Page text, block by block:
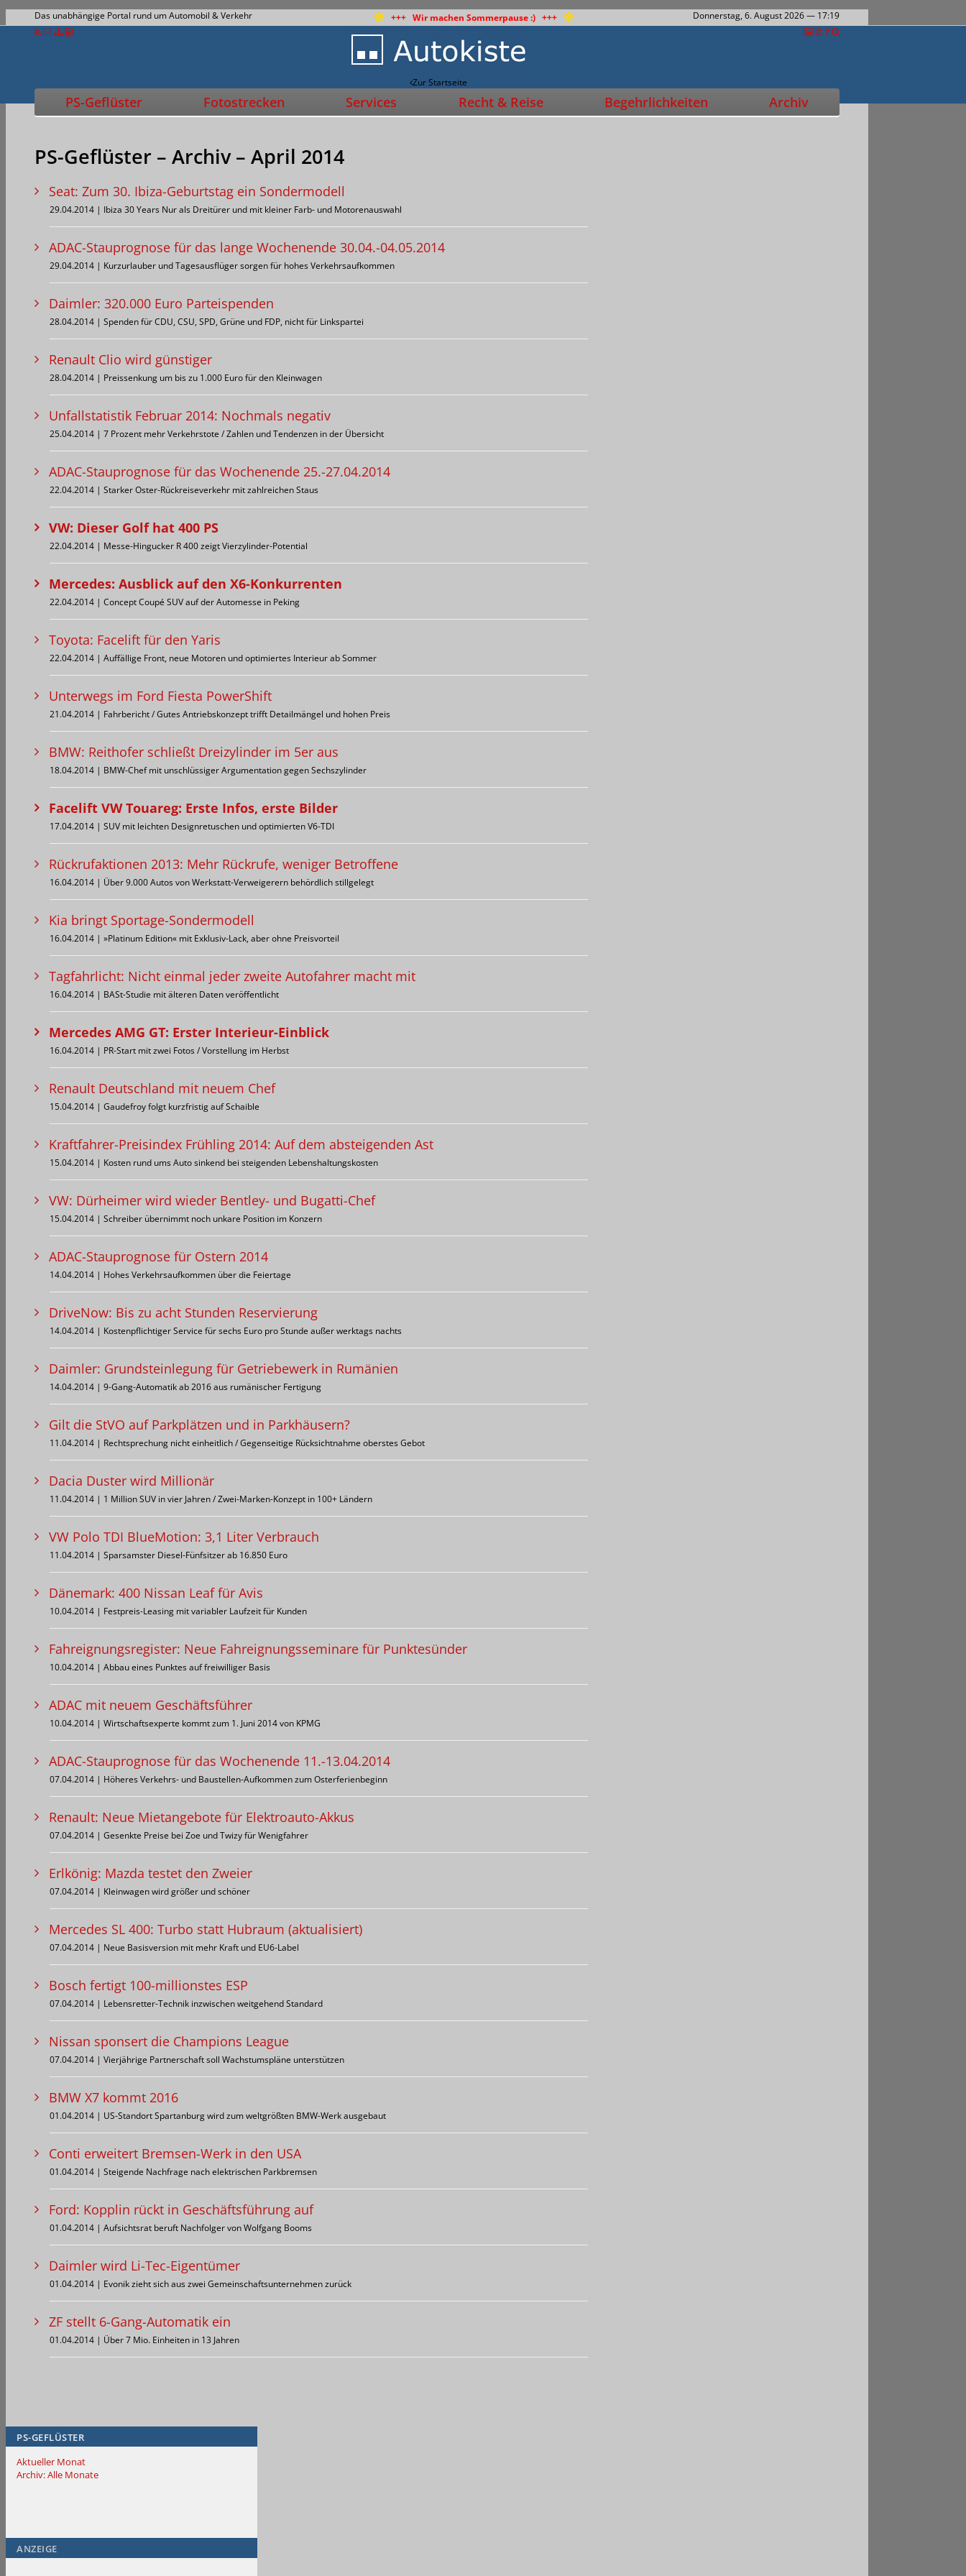
Das unabhängige Portal rund um Automobil & Verkehr +++ Wir machen Sommerpause :) +++ Donnerstag, 6. August 2026— 17:20
Zur Startseite
PS-Geflüster Fotostrecken Services Recht & Reise Begehrlichkeiten Archiv
PS-Geflüster – Archiv – April 2014
Seat: Zum 30. Ibiza-Geburtstag ein Sondermodell
29.04.2014 | Ibiza 30 Years Nur als Dreitürer und mit kleiner Farb- und Motorenauswahl
ADAC-Stauprognose für das lange Wochenende 30.04.-04.05.2014
29.04.2014 | Kurzurlauber und Tagesausflüger sorgen für hohes Verkehrsaufkommen
Daimler: 320.000 Euro Parteispenden
28.04.2014 | Spenden für CDU, CSU, SPD, Grüne und FDP, nicht für Linkspartei
Renault Clio wird günstiger
28.04.2014 | Preissenkung um bis zu 1.000 Euro für den Kleinwagen
Unfallstatistik Februar 2014: Nochmals negativ
25.04.2014 | 7 Prozent mehr Verkehrstote / Zahlen und Tendenzen in der Übersicht
ADAC-Stauprognose für das Wochenende 25.-27.04.2014
22.04.2014 | Starker Oster-Rückreiseverkehr mit zahlreichen Staus
VW: Dieser Golf hat 400 PS
22.04.2014 | Messe-Hingucker R 400 zeigt Vierzylinder-Potential
Mercedes: Ausblick auf den X6-Konkurrenten
22.04.2014 | Concept Coupé SUV auf der Automesse in Peking
Toyota: Facelift für den Yaris
22.04.2014 | Auffällige Front, neue Motoren und optimiertes Interieur ab Sommer
Unterwegs im Ford Fiesta PowerShift
21.04.2014 | Fahrbericht / Gutes Antriebskonzept trifft Detailmängel und hohen Preis
BMW: Reithofer schließt Dreizylinder im 5er aus
18.04.2014 | BMW-Chef mit unschlüssiger Argumentation gegen Sechszylinder
Facelift VW Touareg: Erste Infos, erste Bilder
17.04.2014 | SUV mit leichten Designretuschen und optimierten V6-TDI
Rückrufaktionen 2013: Mehr Rückrufe, weniger Betroffene
16.04.2014 | Über 9.000 Autos von Werkstatt-Verweigerern behördlich stillgelegt
Kia bringt Sportage-Sondermodell
16.04.2014 | »Platinum Edition« mit Exklusiv-Lack, aber ohne Preisvorteil
Tagfahrlicht: Nicht einmal jeder zweite Autofahrer macht mit
16.04.2014 | BASt-Studie mit älteren Daten veröffentlicht
Mercedes AMG GT: Erster Interieur-Einblick
16.04.2014 | PR-Start mit zwei Fotos / Vorstellung im Herbst
Renault Deutschland mit neuem Chef
15.04.2014 | Gaudefroy folgt kurzfristig auf Schaible
Kraftfahrer-Preisindex Frühling 2014: Auf dem absteigenden Ast
15.04.2014 | Kosten rund ums Auto sinkend bei steigenden Lebenshaltungskosten
VW: Dürheimer wird wieder Bentley- und Bugatti-Chef
15.04.2014 | Schreiber übernimmt noch unkare Position im Konzern
ADAC-Stauprognose für Ostern 2014
14.04.2014 | Hohes Verkehrsaufkommen über die Feiertage
DriveNow: Bis zu acht Stunden Reservierung
14.04.2014 | Kostenpflichtiger Service für sechs Euro pro Stunde außer werktags nachts
Daimler: Grundsteinlegung für Getriebewerk in Rumänien
14.04.2014 | 9-Gang-Automatik ab 2016 aus rumänischer Fertigung
Gilt die StVO auf Parkplätzen und in Parkhäusern?
11.04.2014 | Rechtsprechung nicht einheitlich / Gegenseitige Rücksichtnahme oberstes Gebot
Dacia Duster wird Millionär
11.04.2014 | 1 Million SUV in vier Jahren / Zwei-Marken-Konzept in 100+ Ländern
VW Polo TDI BlueMotion: 3,1 Liter Verbrauch
11.04.2014 | Sparsamster Diesel-Fünfsitzer ab 16.850 Euro
Dänemark: 400 Nissan Leaf für Avis
10.04.2014 | Festpreis-Leasing mit variabler Laufzeit für Kunden
Fahreignungsregister: Neue Fahreignungsseminare für Punktesünder
10.04.2014 | Abbau eines Punktes auf freiwilliger Basis
ADAC mit neuem Geschäftsführer
10.04.2014 | Wirtschaftsexperte kommt zum 1. Juni 2014 von KPMG
ADAC-Stauprognose für das Wochenende 11.-13.04.2014
07.04.2014 | Höheres Verkehrs- und Baustellen-Aufkommen zum Osterferienbeginn
Renault: Neue Mietangebote für Elektroauto-Akkus
07.04.2014 | Gesenkte Preise bei Zoe und Twizy für Wenigfahrer
Erlkönig: Mazda testet den Zweier
07.04.2014 | Kleinwagen wird größer und schöner
Mercedes SL 400: Turbo statt Hubraum (aktualisiert)
07.04.2014 | Neue Basisversion mit mehr Kraft und EU6-Label
Bosch fertigt 100-millionstes ESP
07.04.2014 | Lebensretter-Technik inzwischen weitgehend Standard
Nissan sponsert die Champions League
07.04.2014 | Vierjährige Partnerschaft soll Wachstumspläne unterstützen
BMW X7 kommt 2016
01.04.2014 | US-Standort Spartanburg wird zum weltgrößten BMW-Werk ausgebaut
Conti erweitert Bremsen-Werk in den USA
01.04.2014 | Steigende Nachfrage nach elektrischen Parkbremsen
Ford: Kopplin rückt in Geschäftsführung auf
01.04.2014 | Aufsichtsrat beruft Nachfolger von Wolfgang Booms
Daimler wird Li-Tec-Eigentümer
01.04.2014 | Evonik zieht sich aus zwei Gemeinschaftsunternehmen zurück
ZF stellt 6-Gang-Automatik ein
01.04.2014 | Über 7 Mio. Einheiten in 13 Jahren
PS-GEFLÜSTER
Aktueller Monat
Archiv: Alle Monate
ANZEIGE